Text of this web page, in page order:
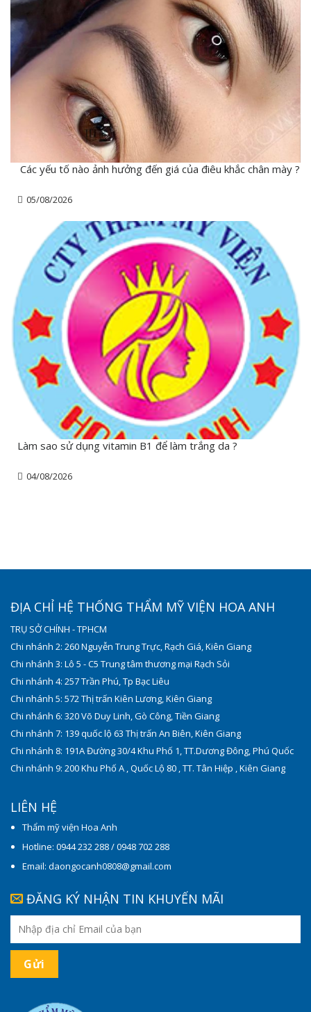
Các yếu tố nào ảnh hưởng đến giá của điêu khắc chân mày ?
05/08/2026
Làm sao sử dụng vitamin B1 để làm trắng da ?
04/08/2026
ĐỊA CHỈ HỆ THỐNG THẨM MỸ VIỆN HOA ANH
TRỤ SỞ CHÍNH - TPHCM
Chi nhánh 2: 260 Nguyễn Trung Trực, Rạch Giá, Kiên Giang
Chi nhánh 3: Lô 5 - C5 Trung tâm thương mại Rạch Sỏi
Chi nhánh 4: 257 Trần Phú, Tp Bạc Liêu
Chi nhánh 5: 572 Thị trấn Kiên Lương, Kiên Giang
Chi nhánh 6: 320 Võ Duy Linh, Gò Công, Tiền Giang
Chi nhánh 7: 139 quốc lộ 63 Thị trấn An Biên, Kiên Giang
Chi nhánh 8: 191A Đường 30/4 Khu Phố 1, TT.Dương Đông, Phú Quốc
Chi nhánh 9: 200 Khu Phố A , Quốc Lộ 80 , TT. Tân Hiệp , Kiên Giang
LIÊN HỆ
Thẩm mỹ viện Hoa Anh
Hotline: 0944 232 288 / 0948 702 288
Email: daongocanh0808@gmail.com
ĐĂNG KÝ NHẬN TIN KHUYẾN MÃI